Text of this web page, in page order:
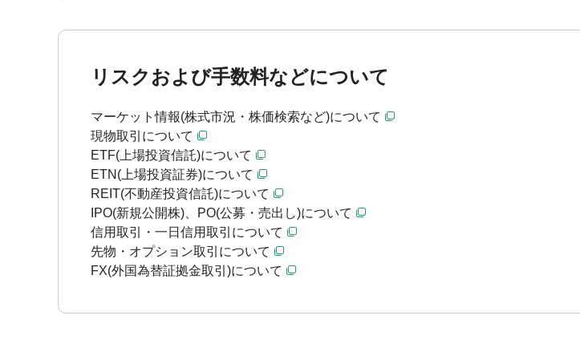
リスクおよび手数料などについて
マーケット情報(株式市況・株価検索など)について
現物取引について
ETF(上場投資信託)について
ETN(上場投資証券)について
REIT(不動産投資信託)について
IPO(新規公開株)、PO(公募・売出し)について
信用取引・一日信用取引について
先物・オプション取引について
FX(外国為替証拠金取引)について